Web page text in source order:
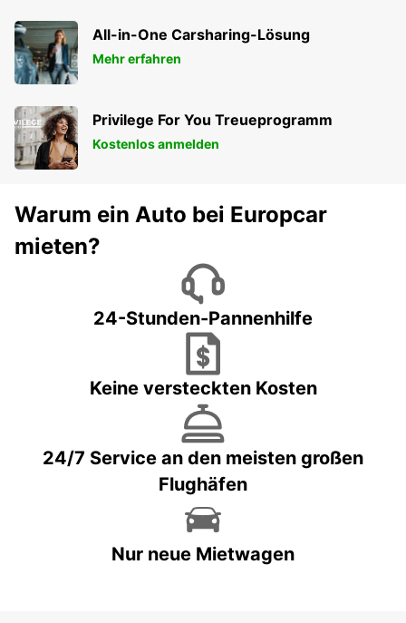
All-in-One Carsharing-Lösung
Mehr erfahren
Privilege For You Treueprogramm
Kostenlos anmelden
Warum ein Auto bei Europcar
mieten?
24-Stunden-Pannenhilfe
Keine versteckten Kosten
24/7 Service an den meisten großen
Flughäfen
Nur neue Mietwagen